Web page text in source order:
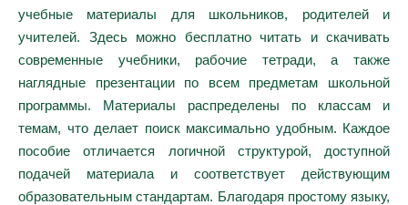
учебные материалы для школьников, родителей и
учителей. Здесь можно бесплатно читать и скачивать
современные учебники, рабочие тетради, а также
наглядные презентации по всем предметам школьной
программы. Материалы распределены по классам и
темам, что делает поиск максимально удобным. Каждое
пособие отличается логичной структурой, доступной
подачей материала и соответствует действующим
образовательным стандартам. Благодаря простому языку,